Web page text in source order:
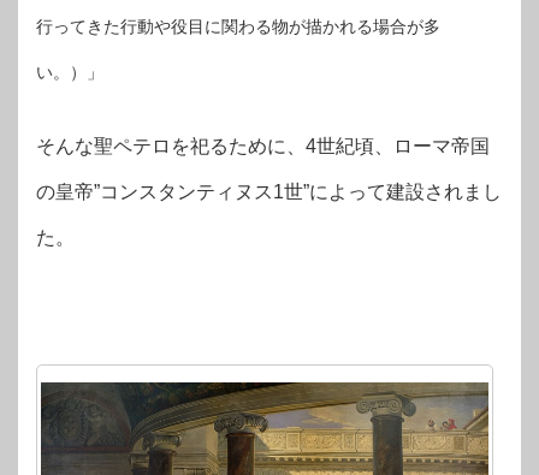
行ってきた行動や役目に関わる物が描かれる場合が多
い。）」
そんな聖ペテロを祀るために、4世紀頃、ローマ帝国
の皇帝”コンスタンティヌス1世”によって建設されまし
た。